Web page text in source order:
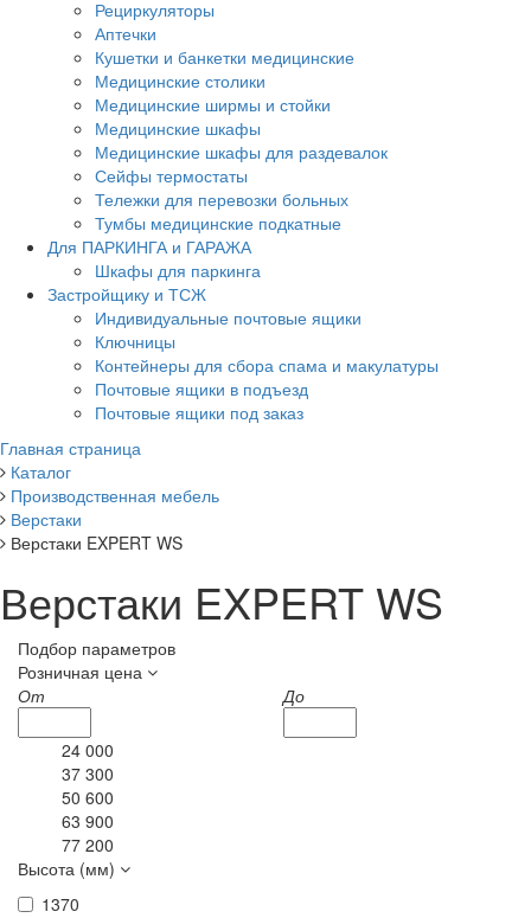
Рециркуляторы
Аптечки
Кушетки и банкетки медицинские
Медицинские столики
Медицинские ширмы и стойки
Медицинские шкафы
Медицинские шкафы для раздевалок
Сейфы термостаты
Тележки для перевозки больных
Тумбы медицинские подкатные
Для ПАРКИНГА и ГАРАЖА
Шкафы для паркинга
Застройщику и ТСЖ
Индивидуальные почтовые ящики
Ключницы
Контейнеры для сбора спама и макулатуры
Почтовые ящики в подъезд
Почтовые ящики под заказ
Главная страница
Каталог
Производственная мебель
Верстаки
Верстаки EXPERT WS
Верстаки EXPERT WS
Подбор параметров
Розничная цена
От
До
24 000
37 300
50 600
63 900
77 200
Высота (мм)
1370